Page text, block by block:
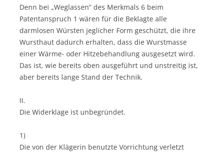
Denn bei „Weglassen“ des Merkmals 6 beim
Patentanspruch 1 wären für die Beklagte alle
darmlosen Würsten jeglicher Form geschützt, die ihre
Wursthaut dadurch erhalten, dass die Wurstmasse
einer Wärme- oder Hitzebehandlung ausgesetzt wird.
Das ist, wie bereits oben ausgeführt und unstreitig ist,
aber bereits lange Stand der Technik.
II.
Die Widerklage ist unbegründet.
1)
Die von der Klägerin benutzte Vorrichtung verletzt